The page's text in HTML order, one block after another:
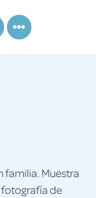
familia. Muestra
fotografía de